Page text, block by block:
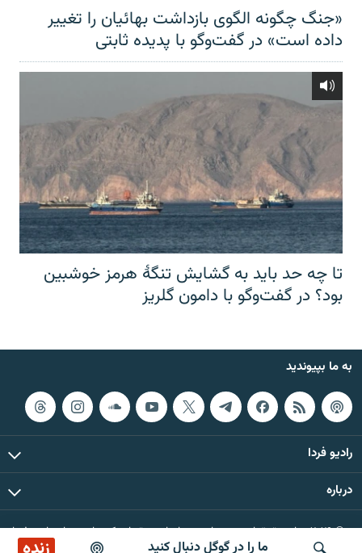
ما را در گوگل دنبال کنید
«جنگ چگونه الگوی بازداشت بهائیان را تغییر
داده است» در گفت‌وگو با پدیده ثابتی
تا چه حد باید به گشایش تنگهٔ هرمز خوشبین
بود؟ در گفت‌وگو با دامون گلریز
به ما بپیوندید
رادیو فردا
درباره
© ۲۰۲۶ تمام حقوق این وب‌سایت، بر اساس مقررات کپی‌رایت، برای رادیو فردا
محفوظ است.